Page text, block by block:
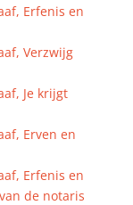
Erfenis en
Verzwijg
Je krijgt
Erven en
Erfenis en
de notaris